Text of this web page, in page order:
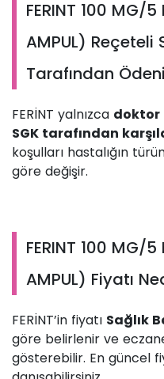
FERINT 100 MG/
AMPUL) Reçeteli
Tarafından
FERİNT yalnızca doktor
SGK tarafından
koşulları hastalığın
göre değişir.
FERINT 100 MG/
AMPUL) Fiyatı
FERİNT’in fiyatı Sağlık
göre belirlenir ve
gösterebilir. En güncel